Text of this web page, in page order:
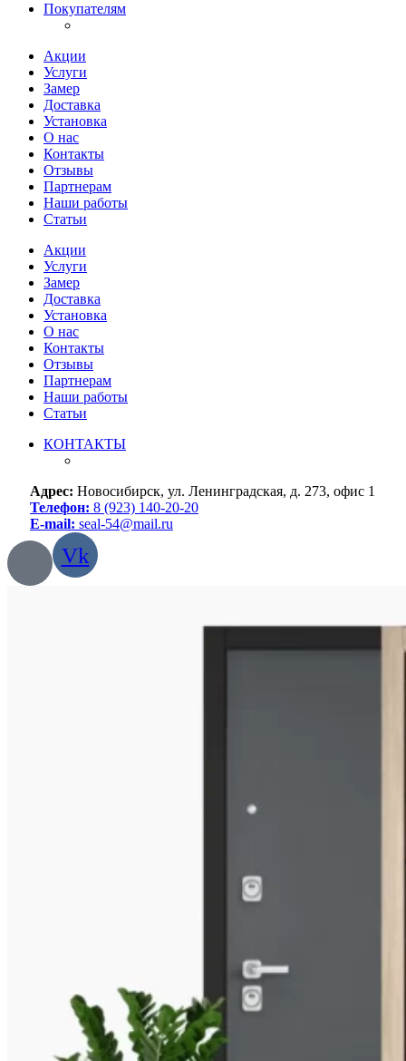
Покупателям
Акции
Услуги
Замер
Доставка
Установка
О нас
Контакты
Отзывы
Партнерам
Наши работы
Статьи
Акции
Услуги
Замер
Доставка
Установка
О нас
Контакты
Отзывы
Партнерам
Наши работы
Статьи
КОНТАКТЫ
Адрес: Новосибирск, ул. Ленинградская, д. 273, офис 1
Телефон: 8 (923) 140-20-20
E-mail: seal-54@mail.ru
Vk